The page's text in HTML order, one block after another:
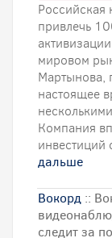
Российская
привлечь
мировом
Мартынова,
настоящее
Компания
инвестиций
дальше
Вокорд ::
следит за